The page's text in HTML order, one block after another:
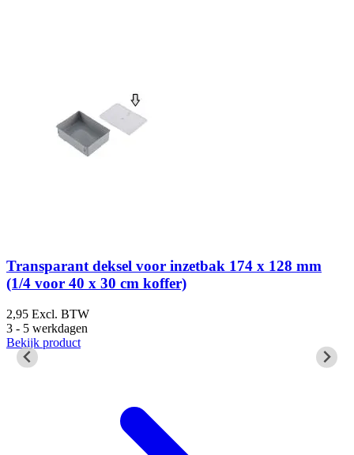
Transparant deksel voor inzetbak 174 x 128 mm
(1/4 voor 40 x 30 cm koffer)
2,95 Excl. BTW
3 - 5 werkdagen
Bekijk product